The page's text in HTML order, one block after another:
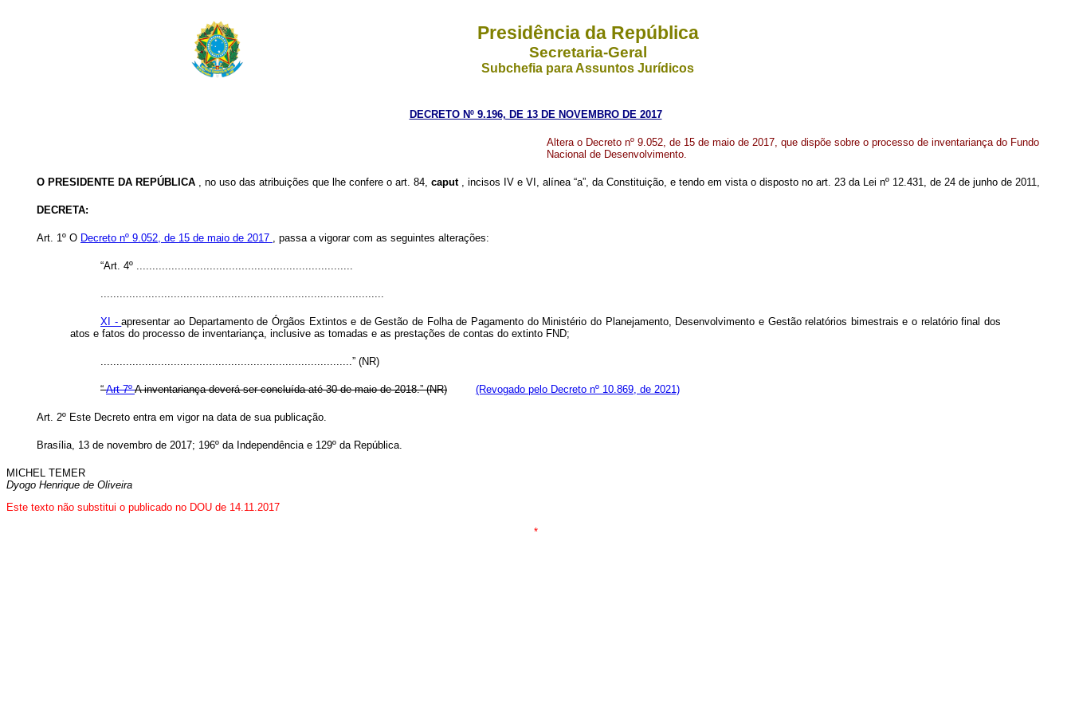
Presidência da República
Secretaria-Geral
Subchefia para Assuntos Jurídicos
DECRETO Nº 9.196, DE 13 DE NOVEMBRO DE 2017
Altera o Decreto nº 9.052, de 15 de maio de 2017, que dispõe sobre o processo de inventariança do Fundo
Nacional de Desenvolvimento.
O PRESIDENTE DA REPÚBLICA , no uso das atribuições que lhe confere o art. 84, caput , incisos IV e VI, alínea “a”, da Constituição, e tendo em vista o disposto no art. 23 da Lei nº 12.431, de 24 de junho de 2011,
DECRETA:
Art. 1º O Decreto nº 9.052, de 15 de maio de 2017 , passa a vigorar com as seguintes alterações:
“Art. 4º ....................................................................
.........................................................................................
XI -apresentar ao Departamento de Órgãos Extintos e de Gestão de Folha de Pagamento do Ministério do Planejamento, Desenvolvimento e Gestão relatórios bimestrais e o relatório final dos
atos e fatos do processo de inventariança, inclusive as tomadas e as prestações de contas do extinto FND;
...............................................................................” (NR)
“Art 7ºA inventariança deverá ser concluída até 30 de maio de 2018.” (NR) (Revogado pelo Decreto nº 10.869, de 2021)
Art. 2º Este Decreto entra em vigor na data de sua publicação.
Brasília, 13 de novembro de 2017; 196º da Independência e 129º da República.
MICHEL TEMER
Dyogo Henrique de Oliveira
Este texto não substitui o publicado no DOU de 14.11.2017
*